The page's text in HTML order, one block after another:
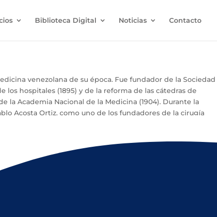
Biblioteca Digital Noticias Contacto
venezolana de su época. Fue fundador de la Sociedad
los hospitales (1895) y de la reforma de las cátedras de
la Academia Nacional de la Medicina (1904). Durante la
Acosta Ortiz, como uno de los fundadores de la cirugía